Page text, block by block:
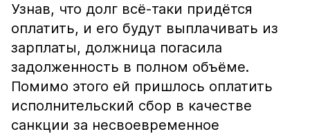
Узнав, что долг всё-таки придётся
оплатить, и его будут выплачивать из
зарплаты, должница погасила
задолженность в полном объёме.
Помимо этого ей пришлось оплатить
исполнительский сбор в качестве
санкции за несвоевременное